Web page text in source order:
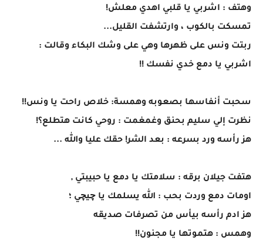
وهتف : اشربي يا قلبي اهدي معلش!
تمسكت بالكوب ، وارتشفت القليل...
ربتت ونس على ظهرها وهي على وشك البكاء وقالت :
اشربي يا دمع خدي نفسك !!
سحبت أنفاسها بصعوبه وهمسة: خلاص راحت يا ونس!!
نظرت إلي سليم بحنق وغمغمت : روحي كانت هتطلع؟!
هز رأسه ورد بسرعه : بعد الشر! حقك عليا والله ...
هتفت جيلان برقه : سلامتك يا دمع يا حبيبتي ,
اومات دمع وردت بحب : الله يسلمك يا چيچي ؛
هز ادم رأسه بيأس من تصرفات صديقه
وهمس : هتموتها يا مجنون!!